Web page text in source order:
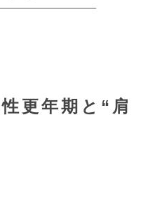
更年期と“肩